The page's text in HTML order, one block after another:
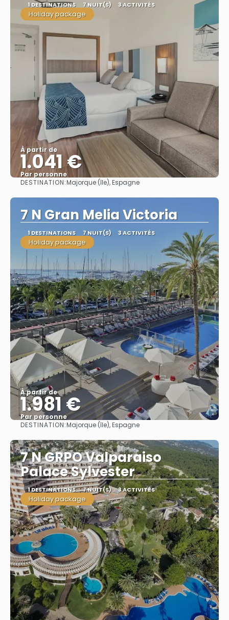
1 DESTINATIONS 7 NUIT(S) 3 ACTIVITÉS
Holiday package
À partir de
1.041 €
Par personne
Afficher
DESTINATION:Majorque (île), Espagne
7 N Gran Melia Victoria
1 DESTINATIONS 7 NUIT(S) 3 ACTIVITÉS
Holiday package
À partir de
1.981 €
Par personne
Afficher
DESTINATION:Majorque (île), Espagne
7 N GRPO Valparaiso
Palace Sylvester
1 DESTINATIONS 7 NUIT(S) 3 ACTIVITÉS
Holiday package